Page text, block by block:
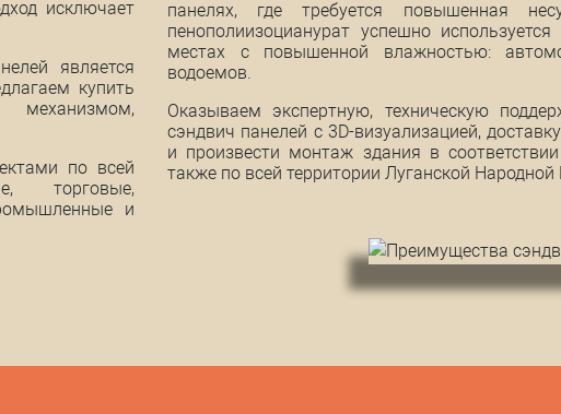
исключает
является
купить
по всей
торговые,
и
панелях, где требуется повышенная
пенополиизоцианурат успешно
местах с повышенной влажностью:
водоемов.
Оказываем экспертную, техническую
сэндвич панелей с 3D-визуализацией,
и произвести монтаж здания в
также по всей территории Луганской Народной